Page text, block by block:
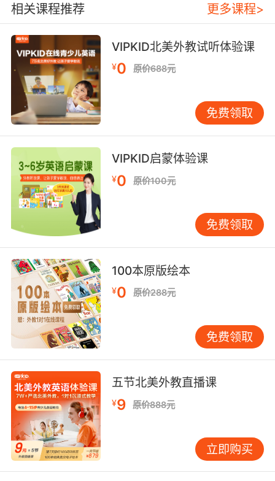
不同“钥匙” 初中阅读题型主要分几类，各有解题
思路。 细节理解题，关键在“定位”。先读题干，
圈出关键词（如人名、时间），再快速扫描文章
找到对应句子。正确答案常是原文的同义替换，
例如原文“He was very tired”，选项可能是“He
felt exhausted”。 主旨大意题，考察整体把握。
英文文章结构规律强，主题句常在段首或段尾。
引导孩子读完一段后尝试一句话总结，读完全文
再归纳中心思想。注意避免选择仅涉及细节的选
项。 推理判断题是难点，要求“读懂字里行间”。
所有推断必须基于文本信息，不能臆想。要关注
作者使用的形容词、副词和语气词，如
“unfortunately”、“surprisingly”，它们常暗示态
度。需教会孩子区分“文章明说”与“合理推断”。
从“读懂”到“读透”的思维升级 真正的理解不仅是
获取信息，更是与文本对话，把握深层逻辑与作
者意图。这需要刻意进行思维训练。 推荐“三遍阅
读法”。第一遍速读，把握大意与体裁（故事、科
普还是议论文）。第二遍带问题细读，标注关键
信息，分析长难句。第三遍回顾，梳理文章结构
（如总分总、对比、因果），思考写作目的。 练
习后的讨论比对答案更重要。可以问孩子：“作者
为什么在这里举例？”“文中两个观点你更赞同哪
个？为什么？”这类问题能培养批判性思维，让阅
读从被动接受转向主动探索。 坚持每日精读与泛
读结合 能力提升离不开持续输入。每日15-20分
钟精读即可，选一篇难度适中或稍高的短文，用
“三遍法”彻底弄懂。周末可安排泛读，读些感兴
趣的英文杂志、简版小说或网站文章，不求甚
解，旨在保持语感、拓宽视野。 最重要的是，帮
相关课程推荐 更多课程>
VIPKID北美外教试听体验课
¥0 原价688元
免费领取
VIPKID启蒙体验课
¥0 原价100元
免费领取
100本原版绘本
¥0 原价288元
免费领取
五节北美外教直播课
¥9 原价888元
立即购买